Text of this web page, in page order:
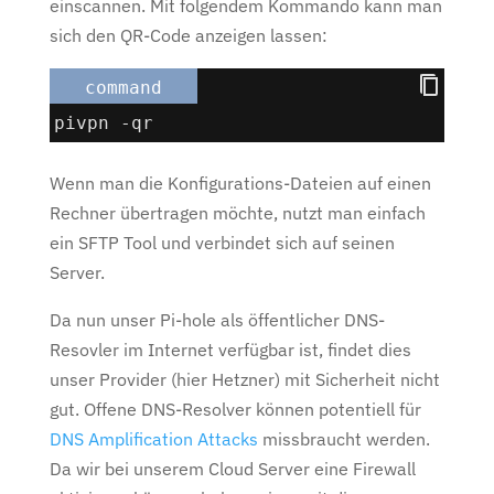
einscannen. Mit folgendem Kommando kann man
sich den QR-Code anzeigen lassen:
command
pivpn -qr
Wenn man die Konfigurations-Dateien auf einen
Rechner übertragen möchte, nutzt man einfach
ein SFTP Tool und verbindet sich auf seinen
Server.
Da nun unser Pi-hole als öffentlicher DNS-
Resovler im Internet verfügbar ist, findet dies
unser Provider (hier Hetzner) mit Sicherheit nicht
gut. Offene DNS-Resolver können potentiell für
DNS Amplification Attacks missbraucht werden.
Da wir bei unserem Cloud Server eine Firewall